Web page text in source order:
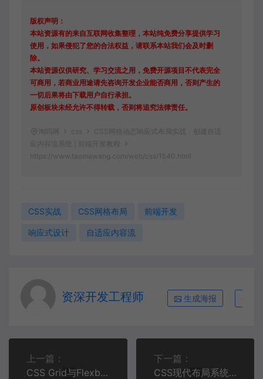
版权声明：
本站资源有的来自互联网收集整理，本站纯免费分享提供学习
使用，如果侵犯了您的合法权益，请联系本站我们会及时删
除。
本站资源仅供研究、学习交流之用，免费开源项目不代表完全
可商用，若商业用途请先咨询开发企业能否商用，否则产生的
一切后果将由下载用户自行承担。
原创板块未经允许不得转载，否则将追究法律责任。
淘吗网 css
CSS网格动态响应式布局实战：创建自适
应内容流系统 | 前端开发教程
https://www.taomawang.com/web/css/1540.html
CSS实战 CSS网格布局 前端开发
响应式设计 自适应内容流
资深开发工程师 生成海报
上一篇：
CSS Grid与Flexbox实战：构建现代响应式卡片布局的完整指南 | 前端开发教程
下一篇：
CSS现代布局系统深度解析：从Grid Subgrid到容器查询实战指南 | CSS前沿技术教程